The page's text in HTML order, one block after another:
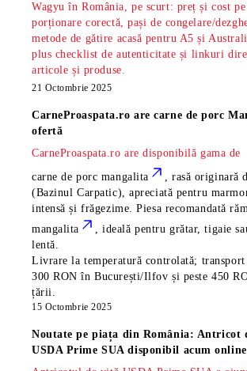
Wagyu în România, pe scurt: preț și cost
porționare corectă, pași de congelare/
metode de gătire acasă pentru A5 și
plus checklist de autenticitate și linkuri
articole și produse.
21 Octombrie 2025
CarneProaspata.ro arecarne de porc
ofertă
CarneProaspata.ro are disponibilă gama de
carne de porc mangalita
, rasă originară
(Bazinul Carpatic), apreciată pentru
intensă și frăgezime. Piesa recomandată
mangalita
, ideală pentru grătar, tigaie
lentă.
Livrare la temperatură controlată; transport
300 RON în București/Ilfov și peste 450
țării.
15 Octombrie 2025
Noutate pe piața din România: Antricot
USDA Prime SUA disponibil acum online